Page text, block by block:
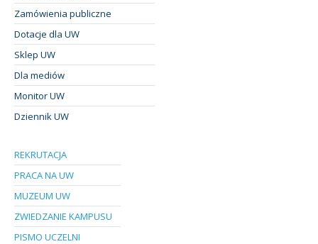
Zamówienia publiczne
Dotacje dla UW
Sklep UW
Dla mediów
Monitor UW
Dziennik UW
REKRUTACJA
PRACA NA UW
MUZEUM UW
ZWIEDZANIE KAMPUSU
PISMO UCZELNI